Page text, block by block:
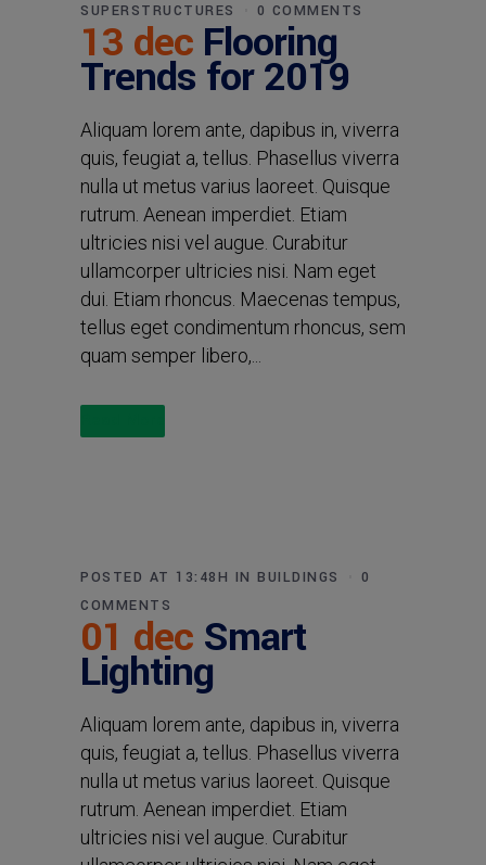
13 dec Flooring
Trends for 2019
SUPERSTRUCTURES
0 COMMENTS
Aliquam lorem ante, dapibus in, viverra
quis, feugiat a, tellus. Phasellus viverra
nulla ut metus varius laoreet. Quisque
rutrum. Aenean imperdiet. Etiam
ultricies nisi vel augue. Curabitur
ullamcorper ultricies nisi. Nam eget
dui. Etiam rhoncus. Maecenas tempus,
tellus eget condimentum rhoncus, sem
quam semper libero,...
01 dec Smart
Lighting
POSTED AT 13:48H IN BUILDINGS
0
COMMENTS
Aliquam lorem ante, dapibus in, viverra
quis, feugiat a, tellus. Phasellus viverra
nulla ut metus varius laoreet. Quisque
rutrum. Aenean imperdiet. Etiam
ultricies nisi vel augue. Curabitur